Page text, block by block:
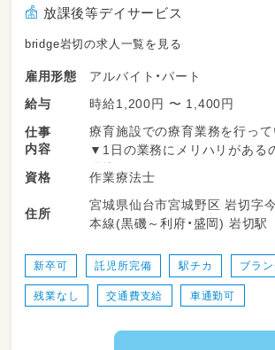
放課後等デイサービス
bridge岩切の求人一覧を見る
雇用形態
アルバイト・パート
給与
時給1,200円 〜 1,400円
仕事
内容
療育施設での療育業務を行って
▼1日の業務にメリハリがある
環境です！
＜一日の流れ＞
◎平日の放課後利用
14：30～送迎出発で各学校お迎
15：30～支援時間
17：00～ご自宅まで送迎
資格 作業療法士
住所
宮城県仙台市宮城野区 岩切字今市
本線(黒磯～利府・盛岡) 岩切駅
新卒可 託児所完備 駅チカ ブラ
残業なし 交通費支給 車通勤可